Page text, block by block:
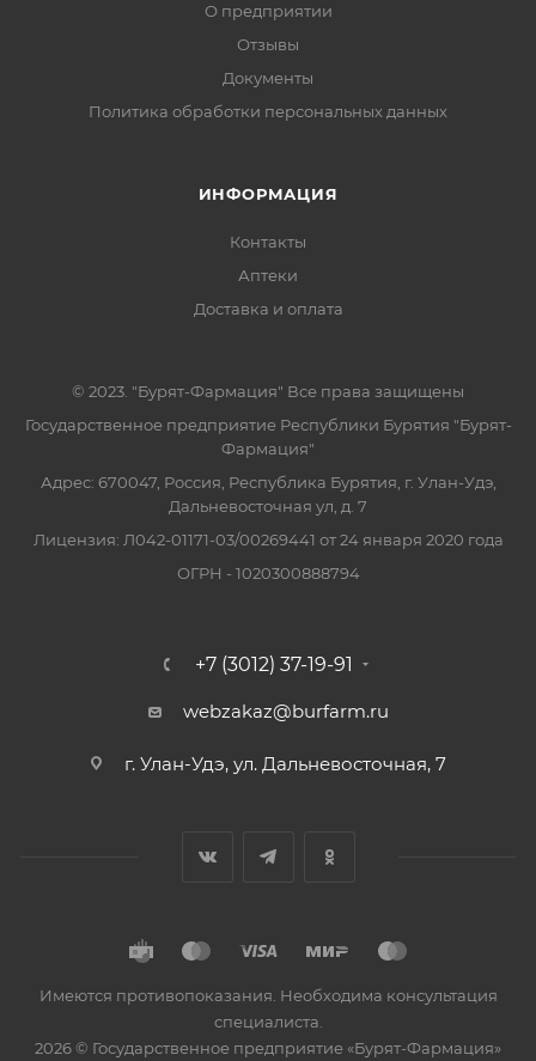
О предприятии
Отзывы
Документы
Политика обработки персональных данных
ИНФОРМАЦИЯ
Контакты
Аптеки
Доставка и оплата
© 2023. "Бурят-Фармация" Все права защищены
Государственное предприятие Республики Бурятия "Бурят-
Фармация"
Адрес: 670047, Россия, Республика Бурятия, г. Улан-Удэ,
Дальневосточная ул, д. 7
Лицензия: Л042-01171-03/00269441 от 24 января 2020 года
ОГРН - 1020300888794
+7 (3012) 37-19-91
webzakaz@burfarm.ru
г. Улан-Удэ, ул. Дальневосточная, 7
Имеются противопоказания. Необходима консультация
специалиста.
2026 © Государственное предприятие «Бурят-Фармация»